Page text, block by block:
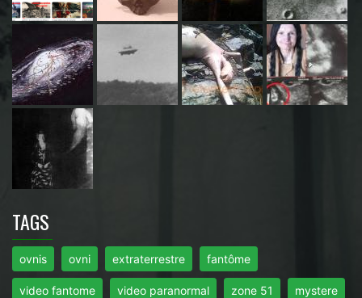
TAGS
ovnis ovni extraterrestre fantôme
video fantome video paranormal zone 51 mystere